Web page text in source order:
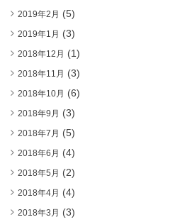
2019年2月 (5)
2019年1月 (3)
2018年12月 (1)
2018年11月 (3)
2018年10月 (6)
2018年9月 (3)
2018年7月 (5)
2018年6月 (4)
2018年5月 (2)
2018年4月 (4)
2018年3月 (3)